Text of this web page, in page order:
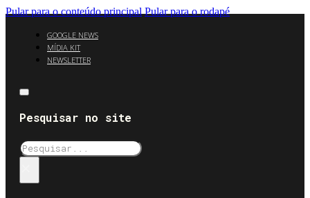
Pular para o conteúdo principal Pular para o rodapé
GOOGLE NEWS
MÍDIA KIT
NEWSLETTER
Pesquisar no site
Pesquisar